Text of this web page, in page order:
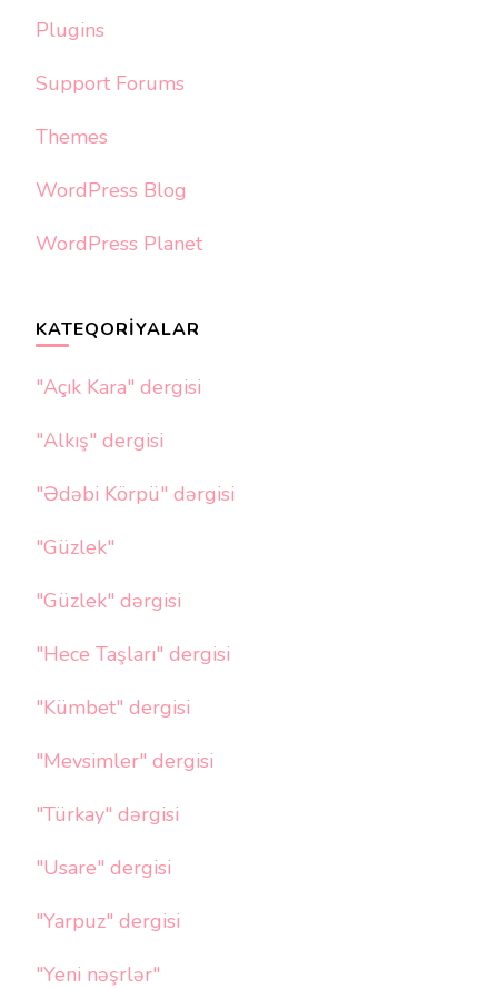
Plugins
Support Forums
Themes
WordPress Blog
WordPress Planet
KATEQORIYALAR
"Açık Kara" dergisi
"Alkış" dergisi
"Ədəbi Körpü" dərgisi
"Güzlek"
"Güzlek" dərgisi
"Hece Taşları" dergisi
"Kümbet" dergisi
"Mevsimler" dergisi
"Türkay" dərgisi
"Usare" dergisi
"Yarpuz" dergisi
"Yeni nəşrlər"